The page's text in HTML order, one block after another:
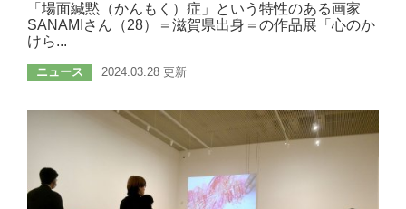
「場面緘黙（かんもく）症」という特性のある画家
SANAMIさん（28）＝滋賀県出身＝の作品展「心のか
けら...
ニュース 2024.03.28 更新